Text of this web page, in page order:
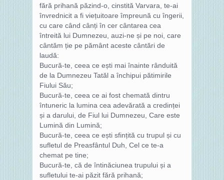
fără prihană păzind-o, cinstită Varvara, te-ai
învrednicit a fi viețuitoare împreună cu îngerii,
cu care când cânți în cer cântarea cea
întreită lui Dumnezeu, auzi-ne și pe noi, care
cântăm ție pe pământ aceste cântări de
laudă:
Bucură-te, ceea ce ești mai înainte rânduită
de la Dumnezeu Tatăl a închipui pătimirile
Fiului Său;
Bucură-te, ceea ce ai fost chemată dintru
întuneric la lumina cea adevărată a credinței
și a darului, de Fiul lui Dumnezeu, Care este
Lumină din Lumină;
Bucură-te, ceea ce ești sfințită cu trupul și cu
sufletul de Preasfântul Duh, Cel ce te-a
chemat pe tine;
Bucură-te, că de întinăciunea trupului și a
sufletului te-ai păzit fără prihană;